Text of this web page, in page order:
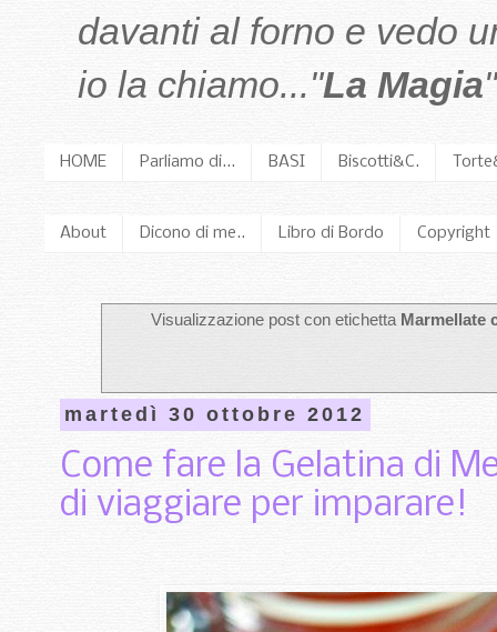
davanti al forno e vedo
io la chiamo..."La Magia
HOME Parliamo di... BASI Biscotti&C.
About Dicono di me.. Libro di Bordo Copyright
Visualizzazione post con etichetta Marmellate
martedì 30 ottobre 2012
Come fare la Gelatina di
di viaggiare per imparare!